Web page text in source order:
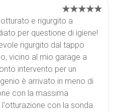
★★★★★
e rigurgito a
per questione di igiene!
rigurgito dal tappo
vicino al mio garage a
intervento per un
è arrivato in meno di
con la massima
con la sonda